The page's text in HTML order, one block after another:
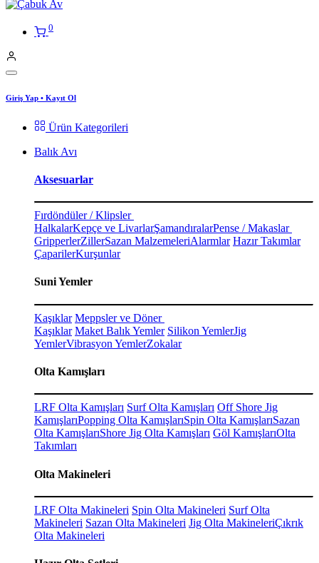
0
Giriş Yap • Kayıt Ol
Ürün Kategorileri
Balık Avı
Aksesuarlar
Fırdöndüler / Klipsler
HalkalarKepçe ve LivarlarŞamandıralarPense / Makaslar
GripperlerZillerSazan MalzemeleriAlarmlar Hazır Takımlar
ÇaparilerKurşunlar
Suni Yemler
Kaşıklar Meppsler ve Döner
Kaşıklar Maket Balık Yemler Silikon YemlerJig
YemlerVibrasyon YemlerZokalar
Olta Kamışları
LRF Olta Kamışları Surf Olta Kamışları Off Shore Jig
KamışlarıPopping Olta KamışlarıSpin Olta KamışlarıSazan
Olta KamışlarıShore Jig Olta Kamışları Göl KamışlarıOlta
Takımları
Olta Makineleri
LRF Olta Makineleri Spin Olta Makineleri Surf Olta
Makineleri Sazan Olta Makineleri Jig Olta MakineleriÇıkrık
Olta Makineleri